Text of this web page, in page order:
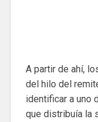
A partir de ahí,
del hilo del
identificar a uno
que distribuía la